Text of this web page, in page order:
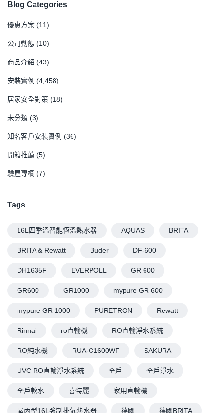
Blog Categories
優惠方案 (11)
公司動態 (10)
商品介紹 (43)
安裝實例 (4,458)
居家安全對策 (18)
未分類 (3)
知名客戶安裝實例 (36)
開箱推薦 (5)
驗屋專欄 (7)
Tags
16L四季溫智能恆溫熱水器 AQUAS BRITA
BRITA & Rewatt Buder DF-600
DH1635F EVERPOLL GR 600
GR600 GR1000 mypure GR 600
mypure GR 1000 PURETRON Rewatt
Rinnai ro直輸機 RO直輸淨水系統
RO純水機 RUA-C1600WF SAKURA
UVC RO直輸淨水系統 全戶 全戶淨水
全戶軟水 喜特麗 家用直輸機
屋內型16L強制排氣熱水器 德國 德國BRITA